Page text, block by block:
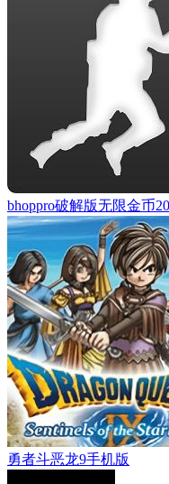
bhoppro破解版无限金币
勇者斗恶龙9手机版